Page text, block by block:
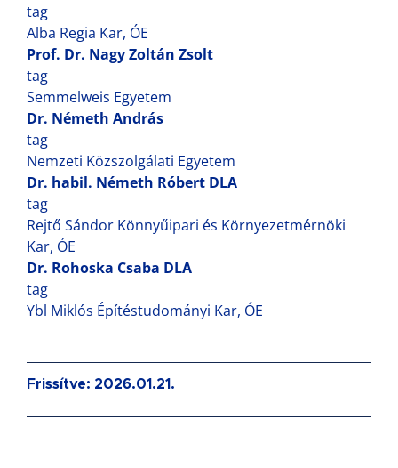
tag
Alba Regia Kar, ÓE
Prof. Dr. Nagy Zoltán Zsolt
tag
Semmelweis Egyetem
Dr. Németh András
tag
Nemzeti Közszolgálati Egyetem
Dr. habil. Németh Róbert DLA
tag
Rejtő Sándor Könnyűipari és Környezetmérnöki
Kar, ÓE
Dr. Rohoska Csaba DLA
tag
Ybl Miklós Építéstudományi Kar, ÓE
Frissítve: 2026.01.21.